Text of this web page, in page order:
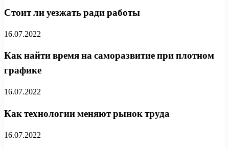
Стоит ли уезжать ради работы
16.07.2022
Как найти время на саморазвитие при плотном
графике
16.07.2022
Как технологии меняют рынок труда
16.07.2022